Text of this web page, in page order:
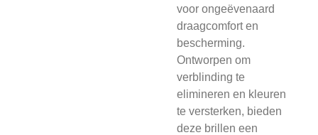
voor ongeëvenaard
draagcomfort en
bescherming.
Ontworpen om
verblinding te
elimineren en kleuren
te versterken, bieden
deze brillen een